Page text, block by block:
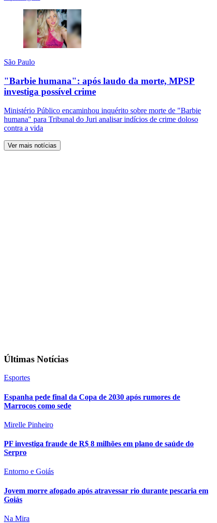
São Paulo
"Barbie humana": após laudo da morte, MPSP
investiga possível crime
Ministério Público encaminhou inquérito sobre morte de "Barbie
humana" para Tribunal do Juri analisar indícios de crime doloso
contra a vida
Ver mais notícias
Últimas Notícias
Esportes
Espanha pede final da Copa de 2030 após rumores de
Marrocos como sede
Mirelle Pinheiro
PF investiga fraude de R$ 8 milhões em plano de saúde do
Serpro
Entorno e Goiás
Jovem morre afogado após atravessar rio durante pescaria em
Goiás
Na Mira